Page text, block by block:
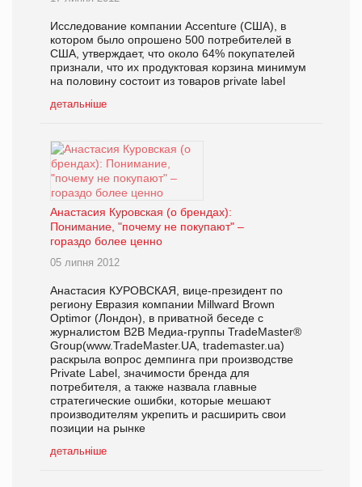
Исследование компании Accenture (США), в
котором было опрошено 500 потребителей в
США, утверждает, что около 64% покупателей
признали, что их продуктовая корзина минимум
на половину состоит из товаров private label
детальніше
Анастасия Куровская (о брендах):
Понимание, "почему не покупают" –
гораздо более ценно
05 липня 2012
Анастасия КУРОВСКАЯ, вице-президент по
региону Евразия компании Millward Brown
Optimor (Лондон), в приватной беседе с
журналистом В2В Медиа-группы TradeMaster®
Group(www.TradeMaster.UA, trademaster.ua)
раскрыла вопрос демпинга при производстве
Private Label, значимости бренда для
потребителя, а также назвала главные
стратегические ошибки, которые мешают
производителям укрепить и расширить свои
позиции на рынке
детальніше